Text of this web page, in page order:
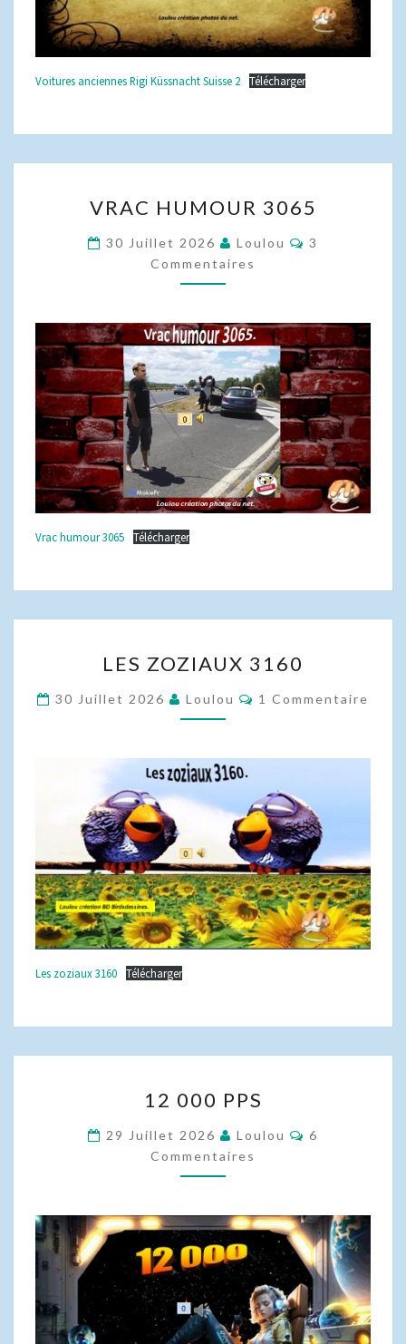
Voitures anciennes Rigi Küssnacht Suisse 2 Télécharger
HUMOUR
3065
VRAC HUMOUR 3065
30 Juillet 2026 Loulou
3
Commentaires
Vrac humour 3065 Télécharger
ZOZIAUX
3160
LES ZOZIAUX 3160
30 Juillet 2026 Loulou Commentaires
1 Commentaire
Les zoziaux 3160 Télécharger
000
PPS
12 000 PPS
29 Juillet 2026 Loulou
6
Commentaires